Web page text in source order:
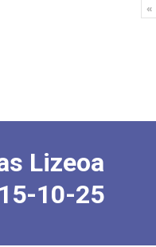
«
Lizeoa
10-25